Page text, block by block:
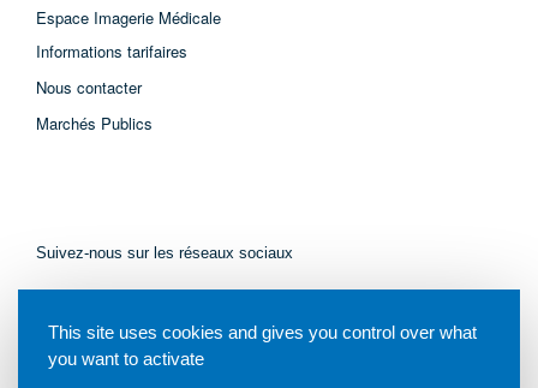
Espace Imagerie Médicale
Informations tarifaires
Nous contacter
Marchés Publics
Suivez-nous sur les réseaux sociaux
This site uses cookies and gives you control over what
you want to activate